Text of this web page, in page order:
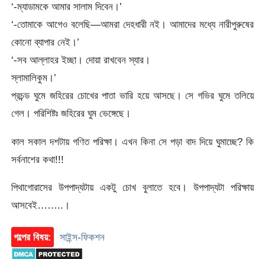
‘-ম্যাডামকে আমার সালাম দিবেন।’
‘-তোমাকে আগেও বলেছি—আমরা দেহধারী নই। আমাদের মধ্যে নারীপুরুষের
কোনো ব্যাপার নেই।’
‘-সব আল্লাহর ইচ্ছা। দোয়া রাখবেন স্যার।
স্লামালিকুম।’
প্রচন্ড ঘুমে জহিরের চোখের পাতা ভারি হয়ে আসছে। সে গভির ঘুমে তলিয়ে
গেল। পরিশিষ্টঃ জহিরের ঘুম ভেঙ্গেছে।
কাল সকাল দশটায় গণিত পরিক্ষা। এখন কিনা সে পড়া বাদ দিয়ে ঘুমাচ্ছে? কি
সর্বনাশের কথা!!!
পিথাগোরাসের উপপাদ্যটায় একটু চোখ বুলাতে হবে। উপপাদ্যটা পরিক্ষায়
আসবেই……..।
গল্পের বিষয়: সাইন্স-ফিকশন